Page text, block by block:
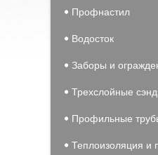
Профнастил
Водосток
Заборы и
Трехслойные
Профильные
Теплоизоляция и